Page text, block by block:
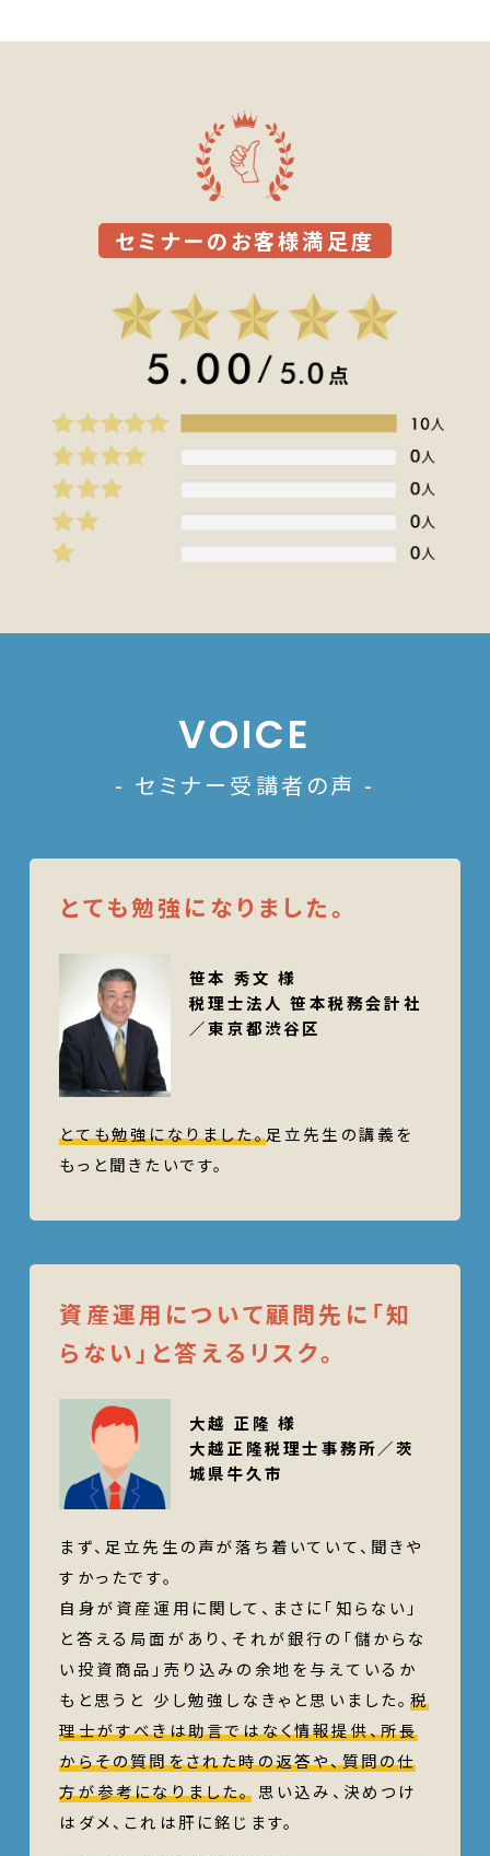
セミナーのお客様満足度
VOICE
- セミナー受講者の声 -
とても勉強になりました。
笹本 秀文 様
税理士法人 笹本税務会計社
／東京都渋谷区
とても勉強になりました。足立先生の講義を
もっと聞きたいです。
資産運用について顧問先に「知
らない」と答えるリスク。
大越 正隆 様
大越正隆税理士事務所／茨
城県牛久市
まず、足立先生の声が落ち着いていて、聞きや
すかったです。
自身が資産運用に関して、まさに「知らない」
と答える局面があり、それが銀行の「儲からな
い投資商品」売り込みの余地を与えているか
もと思うと 少し勉強しなきゃと思いました。 税
理士がすべきは助言ではなく情報提供、所長
からその質問をされた時の返答や、質問の仕
方が参考になりました。思い込み、決めつけ
はダメ、これは肝に銘じます。